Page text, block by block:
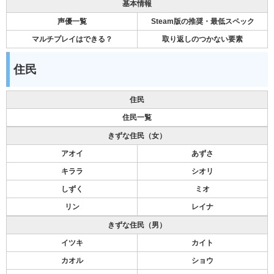
基本情報
声優一覧 Steam版の推奨・最低スペック
マルチプレイはできる？ 取り返しのつかない要素
住民
住民
住民一覧
きずな住民（女）
アオイ あずさ
キララ シオリ
しずく ミオ
リン レイナ
きずな住民（男）
イツキ カイト
カオル ショウ